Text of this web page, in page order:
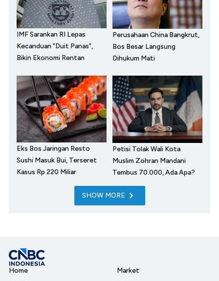
IMF Sarankan RI Lepas
Kecanduan "Duit Panas",
Bikin Ekonomi Rentan
Perusahaan China Bangkrut,
Bos Besar Langsung
Dihukum Mati
Eks Bos Jaringan Resto
Sushi Masuk Bui, Terseret
Kasus Rp 220 Miliar
Petisi Tolak Wali Kota
Muslim Zohran Mandani
Tembus 70.000, Ada Apa?
SHOW MORE
Home
Market